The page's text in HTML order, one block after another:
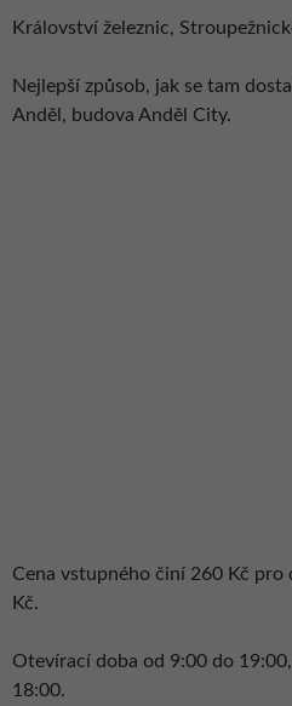
Království železnic,
Nejlepší způsob, jak se tam
Anděl, budova Anděl City.
Cena vstupného činí 260 Kč
Kč.
Otevírací doba od 9:00 do
18:00.